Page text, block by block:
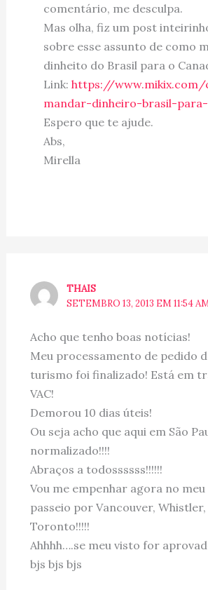
comentário, me desculpa.
Mas olha, fiz um post
sobre esse assunto de como
dinheito do Brasil para o
Link: https://www.mikix.com/
mandar-dinheiro-brasil-
Espero que te ajude.
Abs,
Mirella
THAIS
SETEMBRO 13, 2013 EM 11:54
Acho que tenho boas notícias!
Meu processamento de pedido
turismo foi finalizado! Está em
VAC!
Demorou 10 dias úteis!
Ou seja acho que aqui em São
normalizado!!!!
Abraços a todossssss!!!!!!
Vou me empenhar agora no
passeio por Vancouver,
Toronto!!!!!
Ahhhh….se meu visto for
bjs bjs bjs